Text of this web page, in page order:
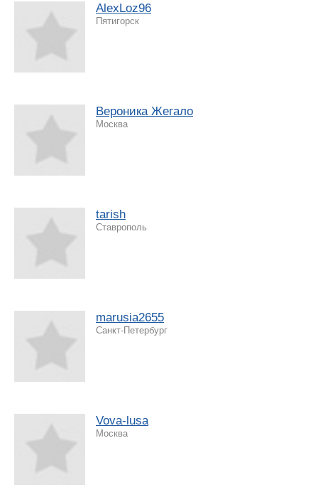
AlexLoz96
Пятигорск
Вероника Жегало
Москва
tarish
Ставрополь
marusia2655
Санкт-Петербург
Vova-lusa
Москва